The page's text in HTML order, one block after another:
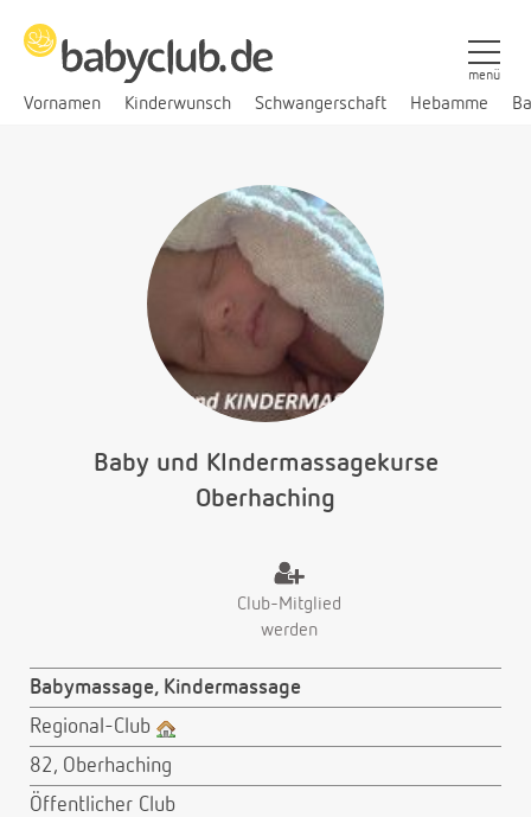
Vornamen Kinderwunsch Schwangerschaft Hebamme
menü
Baby und KIndermassagekurse
Oberhaching
Club-Mitglied
werden
Babymassage, Kindermassage
Regional-Club
82, Oberhaching
Öffentlicher Club